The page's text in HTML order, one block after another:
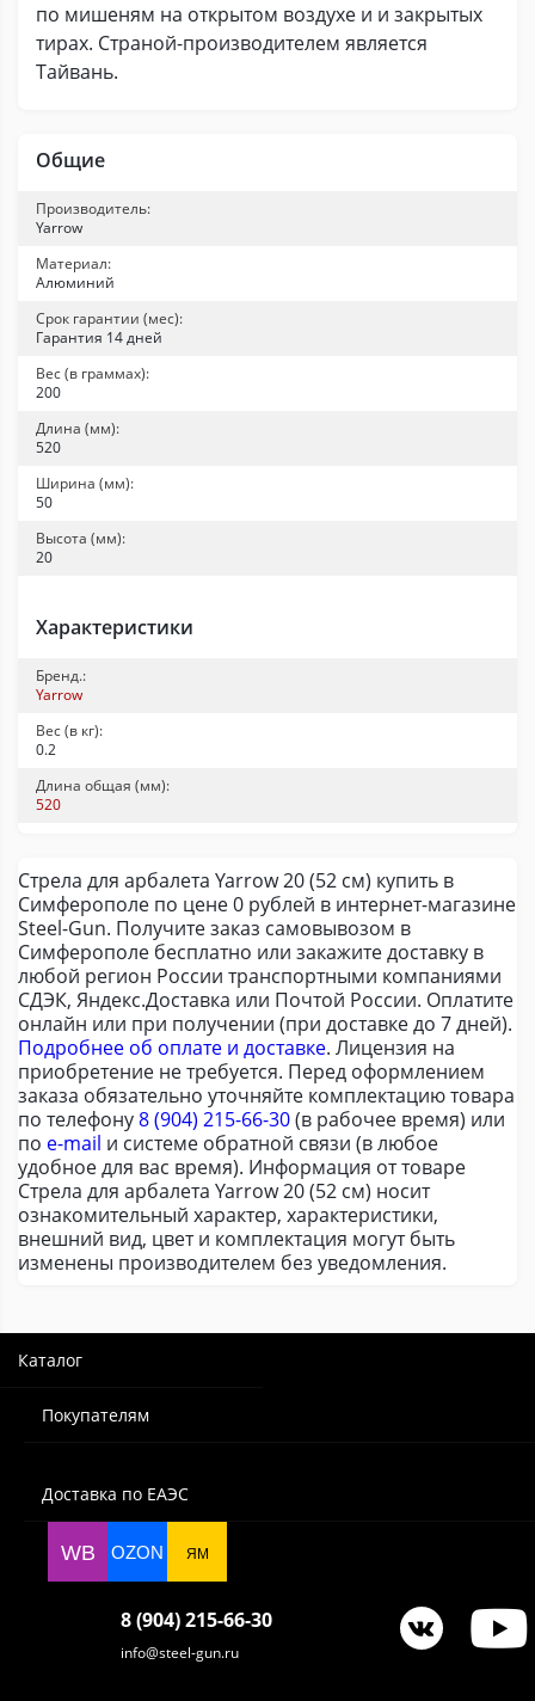
по мишеням на открытом воздухе и и закрытых
тирах. Страной-производителем является
Тайвань.
Общие
Производитель:
Yarrow
Материал:
Алюминий
Срок гарантии (мес):
Гарантия 14 дней
Вес (в граммах):
200
Длина (мм):
520
Ширина (мм):
50
Высота (мм):
20
Характеристики
Бренд.:
Yarrow
Вес (в кг):
0.2
Длина общая (мм):
520
Стрела для арбалета Yarrow 20 (52 см) купить в
Симферополе по цене 0 рублей в интернет-магазине
Steel-Gun. Получите заказ самовывозом в
Симферополе бесплатно или закажите доставку в
любой регион России транспортными компаниями
СДЭК, Яндекс.Доставка или Почтой России. Оплатите
онлайн или при получении (при доставке до 7 дней).
Подробнее об оплате и доставке. Лицензия на
приобретение не требуется. Перед оформлением
заказа обязательно уточняйте комплектацию товара
по телефону8 (904) 215-66-30(в рабочее время) или
по e-mail и системе обратной связи (в любое
удобное для вас время). Информация от товаре
Стрела для арбалета Yarrow 20 (52 см) носит
ознакомительный характер, характеристики,
внешний вид, цвет и комплектация могут быть
изменены производителем без уведомления.
Каталог
Покупателям
Доставка по ЕАЭС
WB OZON ЯМ
8 (904) 215-66-30
info@steel-gun.ru